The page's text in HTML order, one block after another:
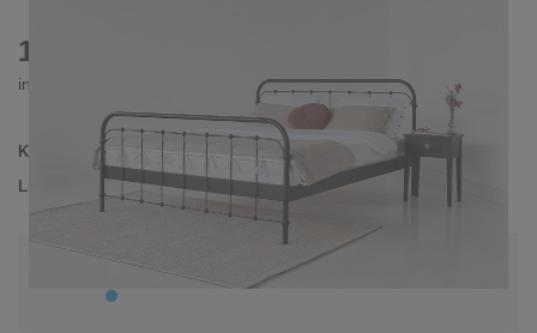
1130 €
inkl. MwSt. inkl. Versandkosten (DE)
Kollektion
AMITA
Lieferzeit
3-4 Wochen| vsl. 30. Aug - 6. Sep
Konfiguration bearbeiten